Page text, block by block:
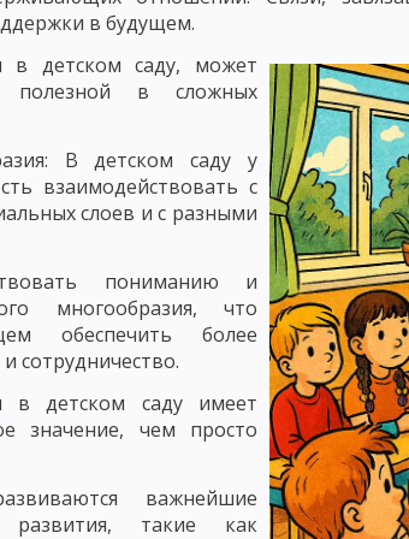
СЛОВЕСНЫЕ МЕТОДЫ ОБУЧЕНИЯ: МЕТОД
КАК МЕТОД ОБУЧЕНИЯ
ПРАКТИЧЕСКИЕ МЕТОДЫ ОБУЧЕНИЯ:
ИНСТРУКТАЖ
УЧАЩИХСЯ ПОНЯТИЕ О МЕТОДАХ
РЕШЕНИЕ СИТУАЦИОННЫХ ЗАДАЧ – МЕТОД
МЕТОД «ЛАБИРИНТА ДЕЙСТВИЙ»,
ЛЕКЦИОННЫЙ МЕТОД ОБУЧЕНИЯ
ПОНЯТИЕ О ФОРМАХ ОРГАНИЗАЦИИ ОБУЧЕНИЯ
ВОСПИТАТЕЛЬНЫЕ, РАЗВИВАЮЩИЕ И
в будущем.
в детском саду, может
полезной в сложных
В детском саду у
взаимодействовать с
слоев и с разными
пониманию и
многообразия, что
обеспечить более
сотрудничество.
в детском саду имеет
значение, чем просто
важнейшие
развития, такие как